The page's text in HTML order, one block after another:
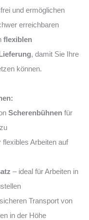
und ermöglichen
erreichbaren
flexiblen
, damit Sie Ihre
können.
Scherenbühnen für
flexibles Arbeiten auf
– ideal für Arbeiten in
Transport von
in der Höhe